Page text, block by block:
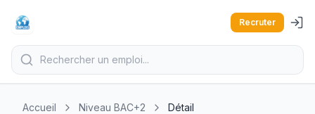
Recruter
Accueil Niveau BAC+2 Détail